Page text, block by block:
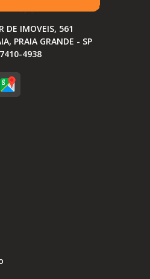
DE IMOVEIS, 561
PRAIA GRANDE - SP
4938